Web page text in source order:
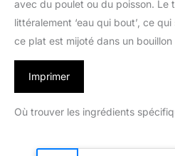
avec du poulet ou du poisson. Le
littéralement ‘eau qui bout’, ce
ce plat est mijoté dans un bouillon
Imprimer
Où trouver les ingrédients